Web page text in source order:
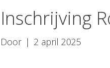
Inschrijving
Door | 2 april 2025